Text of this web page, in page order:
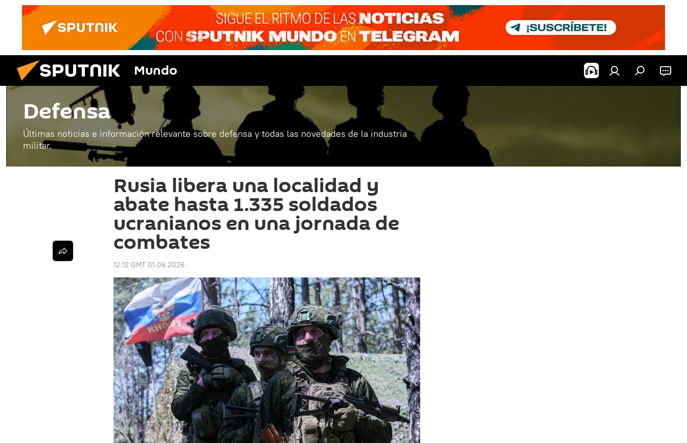
Mundo
Defensa
Últimas noticias e información relevante sobre defensa y todas las novedades de la industria
militar.
Rusia libera una localidad y
abate hasta 1.335 soldados
ucranianos en una jornada de
combates
12:12 GMT 01.06.2026